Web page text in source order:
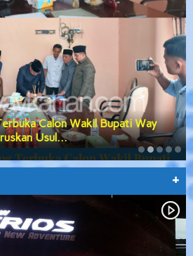
Calon Wakil Bupati Way
Usul…
+